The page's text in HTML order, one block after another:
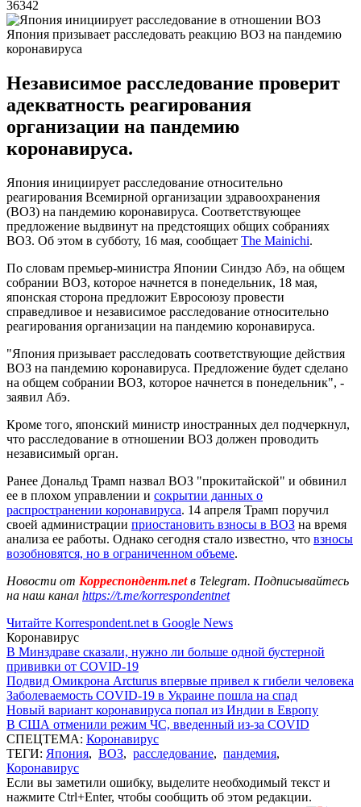
36342
Япония призывает расследовать реакцию ВОЗ на пандемию
коронавируса
Независимое расследование проверит
адекватность реагирования
организации на пандемию
коронавируса.
Япония инициирует расследование относительно
реагирования Всемирной организации здравоохранения
(ВОЗ) на пандемию коронавируса. Соответствующее
предложение выдвинут на предстоящих общих собраниях
ВОЗ. Об этом в субботу, 16 мая, сообщает The Mainichi.
По словам премьер-министра Японии Синдзо Абэ, на общем
собрании ВОЗ, которое начнется в понедельник, 18 мая,
японская сторона предложит Евросоюзу провести
справедливое и независимое расследование относительно
реагирования организации на пандемию коронавируса.
"Япония призывает расследовать соответствующие действия
ВОЗ на пандемию коронавируса. Предложение будет сделано
на общем собрании ВОЗ, которое начнется в понедельник", -
заявил Абэ.
Кроме того, японский министр иностранных дел подчеркнул,
что расследование в отношении ВОЗ должен проводить
независимый орган.
Ранее Дональд Трамп назвал ВОЗ "прокитайской" и обвинил
ее в плохом управлении и сокрытии данных о
распространении коронавируса. 14 апреля Трамп поручил
своей администрации приостановить взносы в ВОЗ на время
анализа ее работы. Однако сегодня стало известно, что взносы
возобновятся, но в ограниченном объеме.
Новости от Корреспондент.netв Telegram. Подписывайтесь
на наш канал https://t.me/korrespondentnet
Читайте Korrespondent.net в Google News
Коронавирус
В Минздраве сказали, нужно ли больше одной бустерной
прививки от COVID-19
Подвид Омикрона Arcturus впервые привел к гибели человека
Заболеваемость COVID-19 в Украине пошла на спад
Новый вариант коронавируса попал из Индии в Европу
В США отменили режим ЧС, введенный из-за COVID
СПЕЦТЕМА: Коронавирус
ТЕГИ: Япония, ВОЗ, расследование, пандемия,
Коронавирус
Если вы заметили ошибку, выделите необходимый текст и
нажмите Ctrl+Enter, чтобы сообщить об этом редакции.